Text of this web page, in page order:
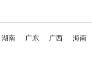
湖南 广东 广西 海南